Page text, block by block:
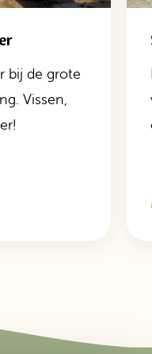
bij de grote
Vissen,